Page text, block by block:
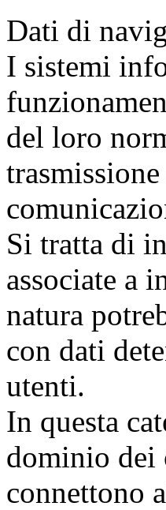
Dati di
I sistemi
del loro
Si tratta di
associate a
natura
con dati
utenti.
In questa
dominio dei
connettono